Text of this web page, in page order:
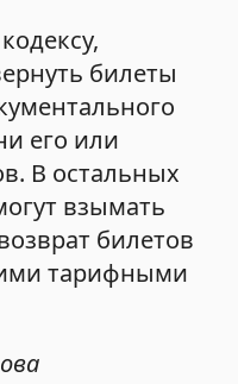
билеты
его или
В остальных
взымать
билетов
тарифными